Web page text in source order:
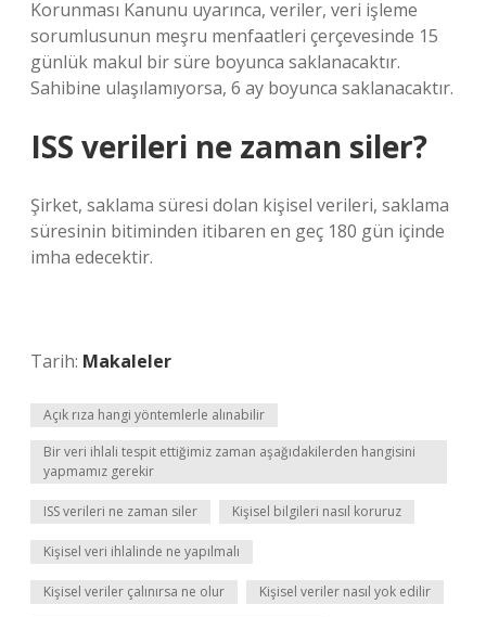
Korunması Kanunu uyarınca, veriler, veri işleme
sorumlusunun meşru menfaatleri çerçevesinde 15
günlük makul bir süre boyunca saklanacaktır.
Sahibine ulaşılamıyorsa, 6 ay boyunca saklanacaktır.
ISS verileri ne zaman siler?
Şirket, saklama süresi dolan kişisel verileri, saklama
süresinin bitiminden itibaren en geç 180 gün içinde
imha edecektir.
Tarih: Makaleler
Açık rıza hangi yöntemlerle alınabilir
Bir veri ihlali tespit ettiğimiz zaman aşağıdakilerden hangisini
yapmamız gerekir
ISS verileri ne zaman siler Kişisel bilgileri nasıl koruruz
Kişisel veri ihlalinde ne yapılmalı
Kişisel veriler çalınırsa ne olur Kişisel veriler nasıl yok edilir